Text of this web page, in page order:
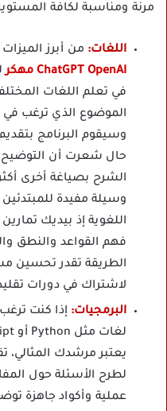
مرنة ومناسبة لكافة
اللغات: من أبرز الميزات
ChatGPT OpenAI مهكر
في تعلم اللغات
الموضوع الذي ترغب
وسيقوم البرنامج
حال شعرت أن
وسيلة مفيدة
اللغوية إذ بيديك
فهم القواعد والنطق
الطريقة تقدر تحسين
لاشتراك في دورات
البرمجيات: إذا كنت
يعتبر مرشدك المثالي،
لطرح الأسئلة حول
عملية وأكواد جاهزة